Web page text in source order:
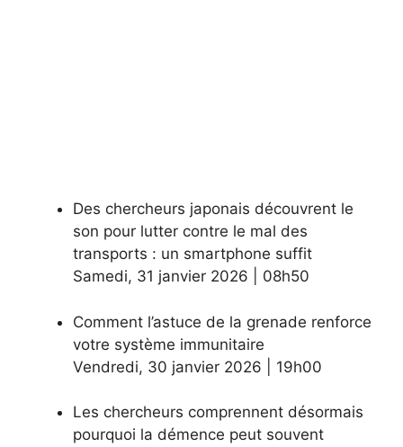
Des chercheurs japonais découvrent le
son pour lutter contre le mal des
transports : un smartphone suffit
Samedi, 31 janvier 2026 08h50
Comment l’astuce de la grenade renforce
votre système immunitaire
Vendredi, 30 janvier 2026 19h00
Les chercheurs comprennent désormais
pourquoi la démence peut souvent